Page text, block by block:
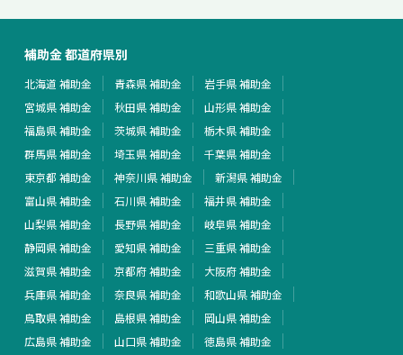
補助金 都道府県別
北海道 補助金 青森県 補助金
岩手県 補助金
宮城県 補助金
秋田県 補助金
山形県 補助金
福島県 補助金
茨城県 補助金
栃木県 補助金
群馬県 補助金
埼玉県 補助金
千葉県 補助金
東京都 補助金
神奈川県 補助金
新潟県 補助金
富山県 補助金
石川県 補助金
福井県 補助金
山梨県 補助金
長野県 補助金
岐阜県 補助金
静岡県 補助金
愛知県 補助金
三重県 補助金
滋賀県 補助金
京都府 補助金
大阪府 補助金
兵庫県 補助金
奈良県 補助金
和歌山県 補助金
鳥取県 補助金
島根県 補助金
岡山県 補助金
広島県 補助金
山口県 補助金
徳島県 補助金